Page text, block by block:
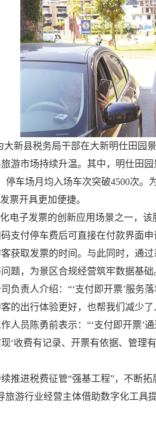
大新县税务局干部在大新明仕田园
游市场持续升温。其中，明仕田
停车场月均入场车次突破4500次
票开具更加便捷。
电子发票的创新应用场景之一，
支付停车费后可直接在付款界面
获取发票的时间。与此同时，通
题，为景区合规经营筑牢数据基础
负责人介绍：“‘支付即开票’服务
的出行体验更好，也帮我们减少
人员陈勇前表示：“‘支付即开票
‘收费有记录、开票有依据、管理
推进税费征管“强基工程”，不断
游行业经营主体借助数字化工具